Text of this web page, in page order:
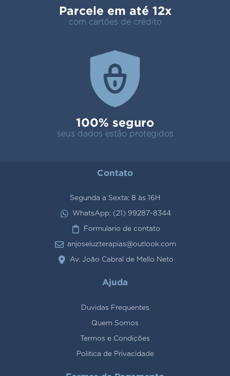
Parcele em até 12x
com cartões de crédito
100% seguro
seus dados estão protegidos
Contato
Segunda a Sexta: 8 às 16H
WhatsApp: (21) 99287-8344
Formulario de contato
anjoseluzterapias@outlook.com
Av. João Cabral de Mello Neto
Ajuda
Duvidas Frequentes
Quem Somos
Termos e Condições
Politica de Privacidade